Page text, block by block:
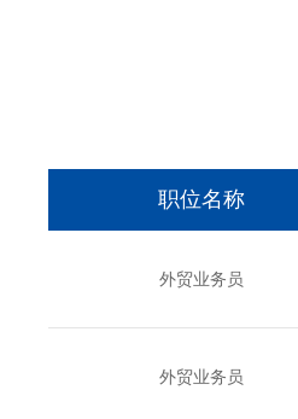
职位名称
外贸业务员
外贸业务员